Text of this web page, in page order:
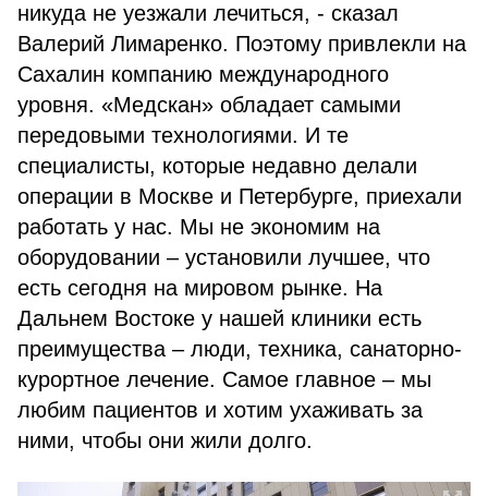
никуда не уезжали лечиться, - сказал
Валерий Лимаренко. Поэтому привлекли на
Сахалин компанию международного
уровня. «Медскан» обладает самыми
передовыми технологиями. И те
специалисты, которые недавно делали
операции в Москве и Петербурге, приехали
работать у нас. Мы не экономим на
оборудовании – установили лучшее, что
есть сегодня на мировом рынке. На
Дальнем Востоке у нашей клиники есть
преимущества – люди, техника, санаторно-
курортное лечение. Самое главное – мы
любим пациентов и хотим ухаживать за
ними, чтобы они жили долго.